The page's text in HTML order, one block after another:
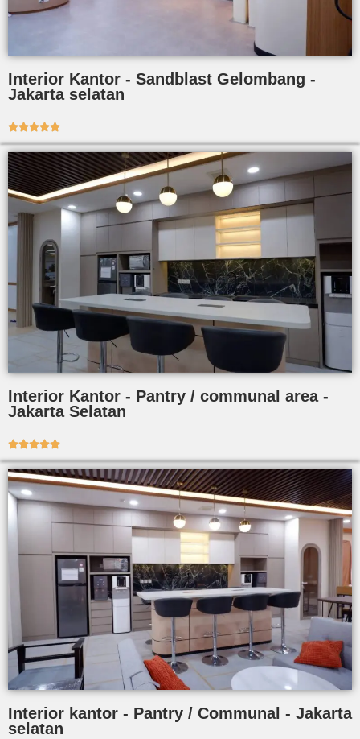
Interior Kantor - Sandblast Gelombang -
Jakarta selatan

Interior Kantor - Pantry / communal area -
Jakarta Selatan

Interior kantor - Pantry / Communal - Jakarta
selatan